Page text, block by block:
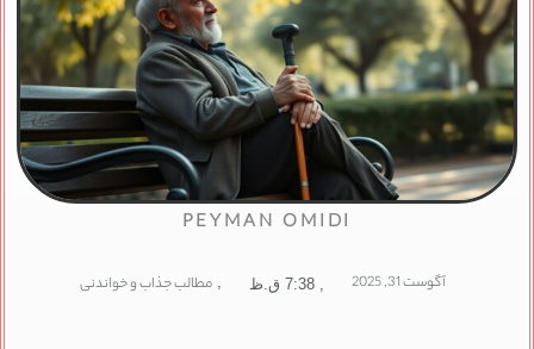
PEYMAN OMIDI
آگوست 31, 2025 7:38 ق.ظ , مطالب جذاب و خواندنی